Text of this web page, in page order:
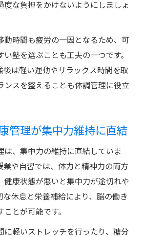
度な負担をかけないようにしましょ
動時間も疲労の一因となるため、可
塾を選ぶことも工夫の一つです。
後は軽い運動やリラックス時間を取
ンスを整えることも体調管理に役立
管理が集中力維持に直結
は、集中力の維持に直結していま
業や自習では、体力と精神力の両方
健康状態が悪いと集中力が途切れや
な休息と栄養補給により、脳の働き
とが可能です。
に軽いストレッチを行ったり、糖分